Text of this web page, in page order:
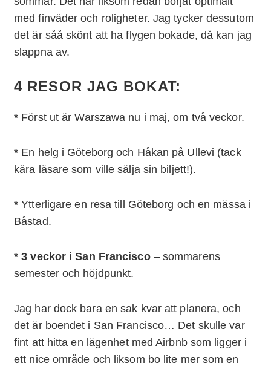
med finväder och roligheter. Jag tycker dessutom
det är såå skönt att ha flygen bokade, då kan jag
slappna av.
4 RESOR JAG BOKAT:
* Först ut är Warszawa nu i maj, om två veckor.
* En helg i Göteborg och Håkan på Ullevi (tack
kära läsare som ville sälja sin biljett!).
*Ytterligare en resa till Göteborg och en mässa i
Båstad.
*3 veckor i San Francisco – sommarens
semester och höjdpunkt.
Jag har dock bara en sak kvar att planera, och
det är boendet i San Francisco… Det skulle var
fint att hitta en lägenhet med Airbnb som ligger i
ett nice område och liksom bo lite mer som en